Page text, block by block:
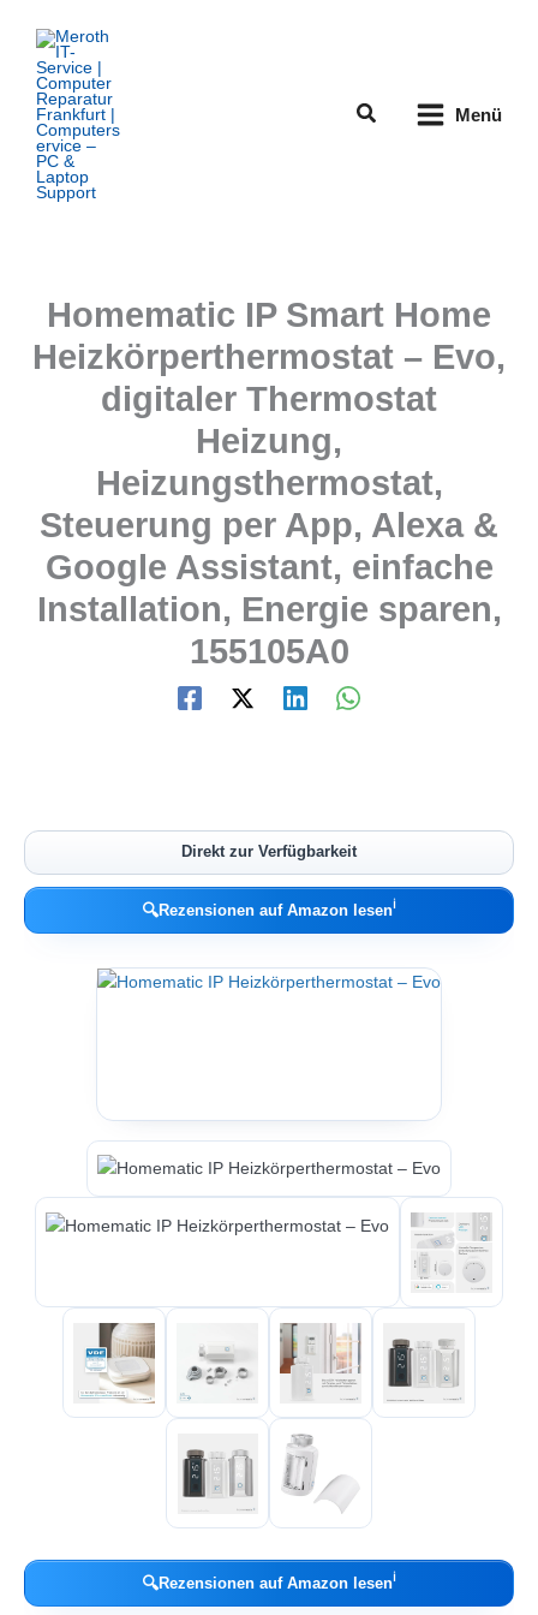
Inhalt
springen
Suchen Menü
Homematic IP Smart Home
Heizkörperthermostat – Evo,
digitaler Thermostat
Heizung,
Heizungsthermostat,
Steuerung per App, Alexa &
Google Assistant, einfache
Installation, Energie sparen,
155105A0
Direkt zur Verfügbarkeit
🔍Rezensionen auf Amazon lesenℹ︎
🔍Rezensionen auf Amazon lesenℹ︎